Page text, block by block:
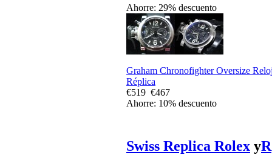
Ahorre: 29% descuento
Graham Chronofighter Oversize
Réplica
€519 €467
Ahorre: 10% descuento
Swiss Replica Rolex yR